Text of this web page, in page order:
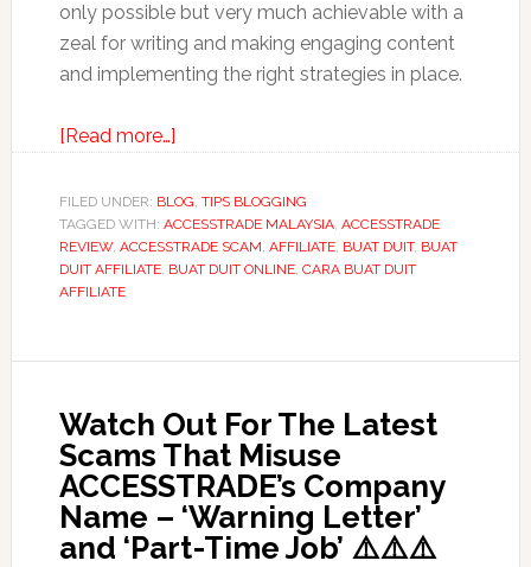
only possible but very much achievable with a
zeal for writing and making engaging content
and implementing the right strategies in place.
[Read more…]about
Affiliate
Marketing
Journey
Blogger
FILED UNDER: BLOG, TIPS BLOGGING
TAGGED WITH: ACCESSTRADE MALAYSIA, ACCESSTRADE
REVIEW, ACCESSTRADE SCAM, AFFILIATE, BUAT DUIT, BUAT
DUIT AFFILIATE, BUAT DUIT ONLINE, CARA BUAT DUIT
AFFILIATE
Watch Out For The Latest
Scams That Misuse
ACCESSTRADE’s Company
Name – ‘Warning Letter’
and ‘Part-Time Job’ ⚠️⚠️⚠️